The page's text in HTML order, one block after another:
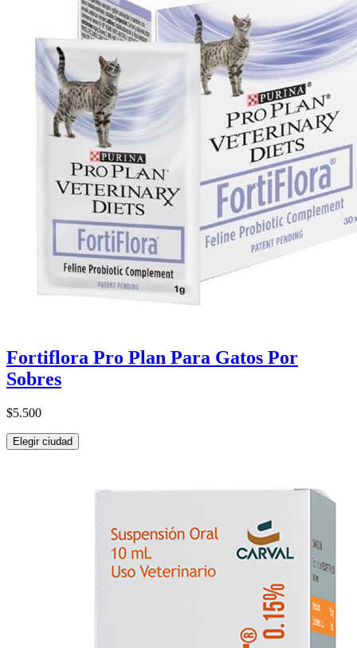
Fortiflora Pro Plan Para Gatos Por
Sobres
$5.500
Elegir ciudad